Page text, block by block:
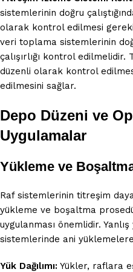
sistemlerinin doğru
olarak kontrol edilmesi
veri toplama sistemlerinin
çalışırlığı kontrol
düzenli olarak kontrol
edilmesini sağlar.
Depo Düzeni ve
Uygulamalar
Yükleme ve
Raf sistemlerinin titreşim
yükleme ve boşaltma
uygulanması önemlidir.
sistemlerinde ani
Yük Dağılımı: Yükler, raflara